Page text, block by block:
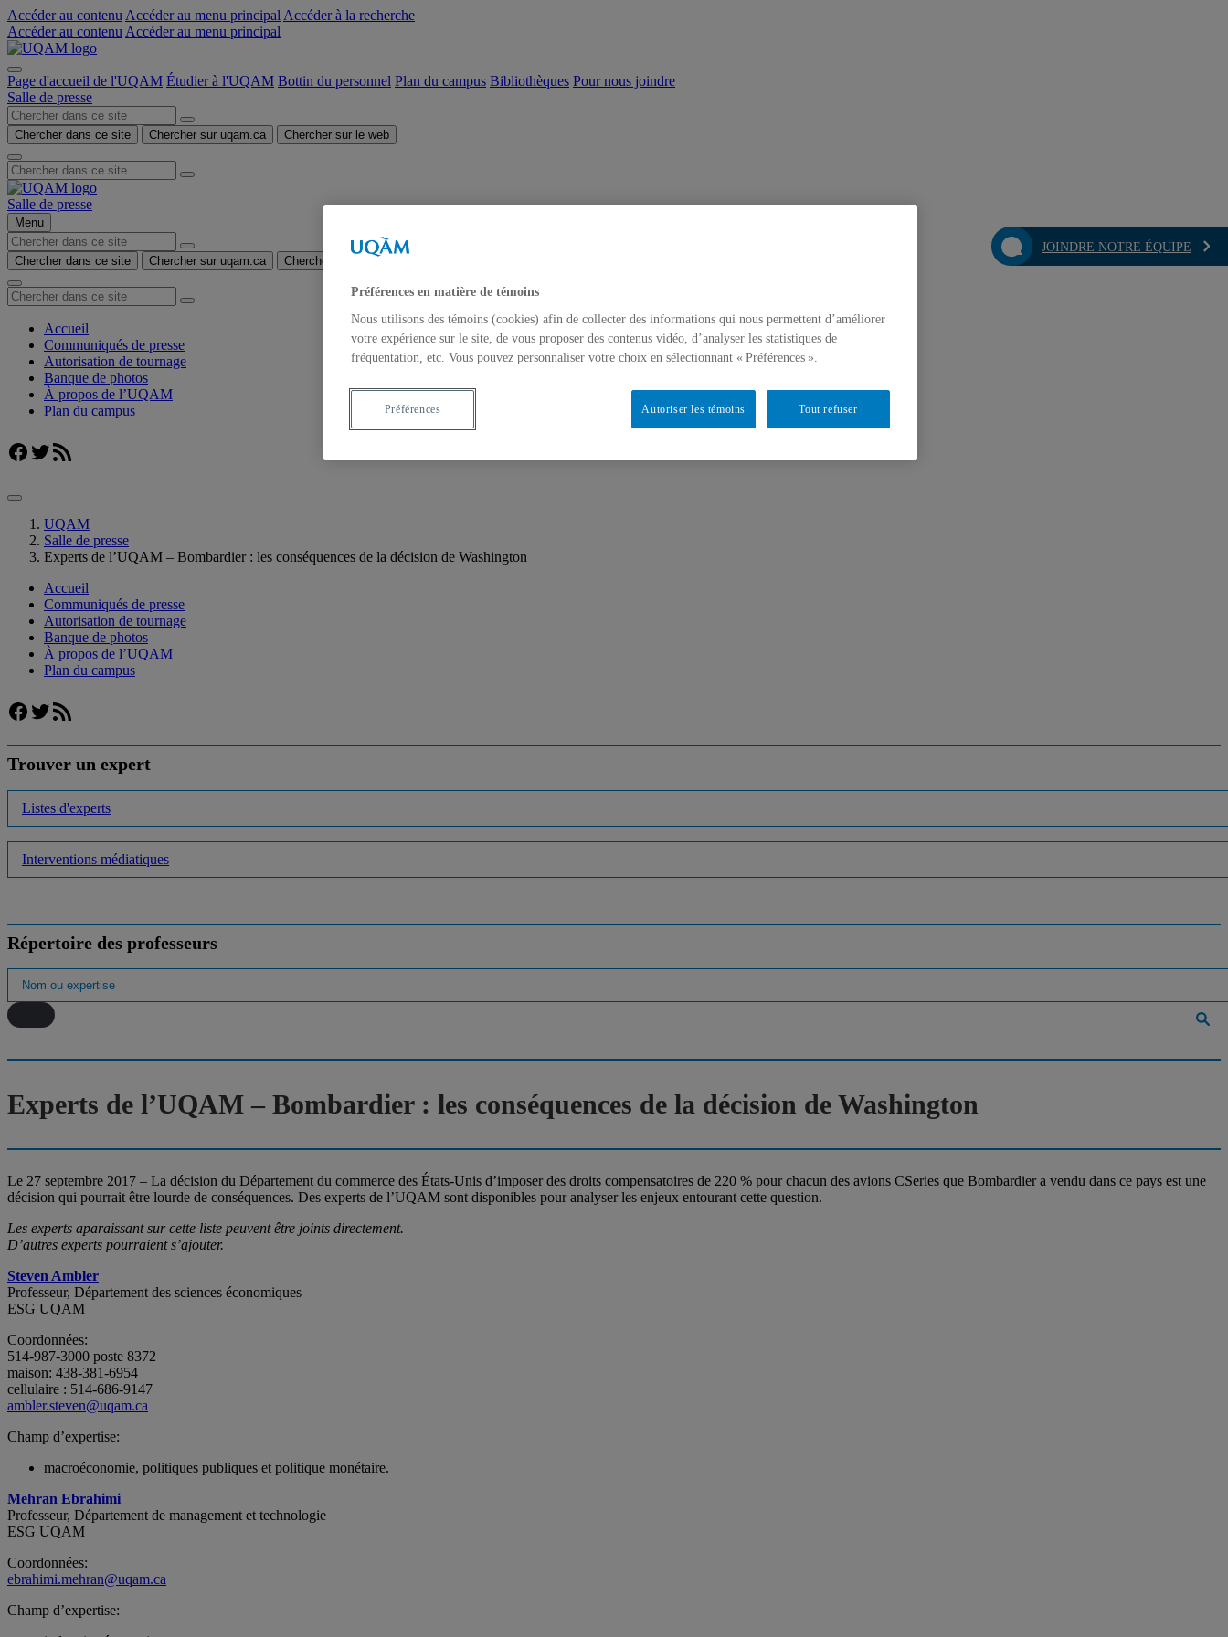
Accéder au contenu Accéder au menu principal Accéder à la recherche
Accéder au contenu Accéder au menu principal
Page d'accueil de l'UQAM Étudier à l'UQAM Bottin du personnel Plan du campus Bibliothèques Pour nous joindre
Salle de presse
Chercher dans ce site Chercher sur uqam.ca Chercher sur le web
Salle de presse
Menu
Chercher dans ce site Chercher sur uqam.ca Chercher sur le web
Accueil
Communiqués de presse
Autorisation de tournage
Banque de photos
À propos de l’UQAM
Plan du campus
Facebook
Twitter
Flux RSS
UQAM
Salle de presse
Experts de l’UQAM – Bombardier : les conséquences de la décision de Washington
Accueil
Communiqués de presse
Autorisation de tournage
Banque de photos
À propos de l’UQAM
Plan du campus
Facebook
Twitter
Flux RSS
Trouver un expert
Listes d'experts
Interventions médiatiques
Répertoire des professeurs
Experts de l’UQAM – Bombardier : les conséquences de la décision de Washington
Le 27 septembre 2017 – La décision du Département du commerce des États-Unis d’imposer des droits compensatoires de 220 % pour chacun des avions CSeries que Bombardier a vendu dans ce pays est une
décision qui pourrait être lourde de conséquences. Des experts de l’UQAM sont disponibles pour analyser les enjeux entourant cette question.
Les experts aparaissant sur cette liste peuvent être joints directement.
D’autres experts pourraient s’ajouter.
Steven Ambler
Professeur, Département des sciences économiques
ESG UQAM
Coordonnées:
514-987-3000 poste 8372
maison: 438-381-6954
cellulaire : 514-686-9147
ambler.steven@uqam.ca
Champ d’expertise:
macroéconomie, politiques publiques et politique monétaire.
Mehran Ebrahimi
Professeur, Département de management et technologie
ESG UQAM
Coordonnées:
ebrahimi.mehran@uqam.ca
Champ d’expertise:
JOINDRE NOTRE ÉQUIPE
Préférences en matière de témoins
Nous utilisons des témoins (cookies) afin de collecter des informations qui nous permettent d’améliorer
votre expérience sur le site, de vous proposer des contenus vidéo, d’analyser les statistiques de
fréquentation, etc. Vous pouvez personnaliser votre choix en sélectionnant « Préférences ».
Tout refuser
Autoriser les témoins
Préférences